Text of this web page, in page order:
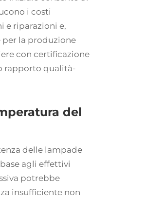
i costi
e riparazioni e,
la produzione
con certificazione
rapporto qualità-
del
delle lampade
agli effettivi
potrebbe
insufficiente non